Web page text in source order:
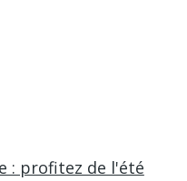
: profitez de l'été